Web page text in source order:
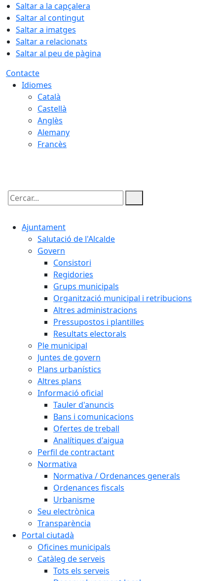
Saltar a la capçalera
Saltar al contingut
Saltar a imatges
Saltar a relacionats
Saltar al peu de pàgina
Contacte
Idiomes
Català
Castellà
Anglès
Alemany
Francès
Cercar:
Ajuntament
Salutació de l'Alcalde
Govern
Consistori
Regidories
Grups municipals
Organització municipal i retribucions
Altres administracions
Pressupostos i plantilles
Resultats electorals
Ple municipal
Juntes de govern
Plans urbanístics
Altres plans
Informació oficial
Tauler d'anuncis
Bans i comunicacions
Ofertes de treball
Analítiques d'aigua
Perfil de contractant
Normativa
Normativa / Ordenances generals
Ordenances fiscals
Urbanisme
Seu electrònica
Transparència
Portal ciutadà
Oficines municipals
Catàleg de serveis
Tots els serveis